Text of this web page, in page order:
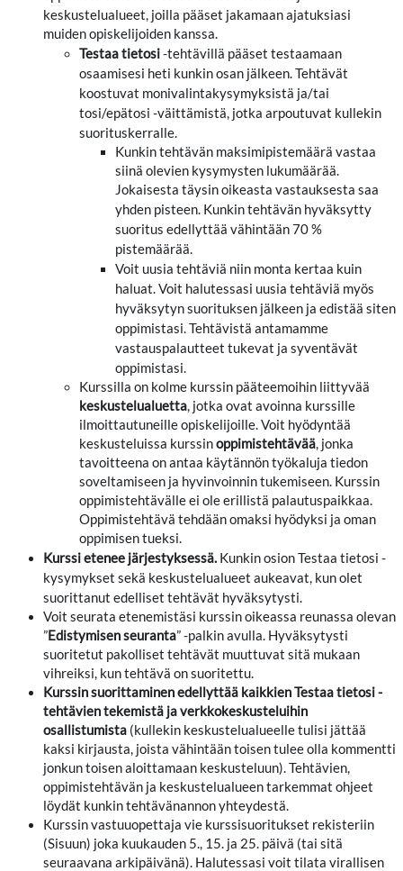
keskustelualueet joilla pääset jakamaan ajatuksiasi
muiden opiskelijoiden kanssa.
Testaa tietosi-tehtävillä pääset testaamaan
osaamisesi heti kunkin osan jälkeen. Tehtävät
koostuvat monivalintakysymyksistä ja/tai
tosi/epätosi -väittämistä, jotka arpoutuvat kullekin
suorituskerralle.
Kunkin tehtävän maksimipistemäärä vastaa
siinä olevien kysymysten lukumäärää.
Jokaisesta täysin oikeasta vastauksesta saa
yhden pisteen. Kunkin tehtävän hyväksytty
suoritus edellyttää vähintään 70 %
pistemäärää.
Voit uusia tehtäviä niin monta kertaa kuin
haluat. Voit halutessasi uusia tehtäviä myös
hyväksytyn suorituksen jälkeen ja edistää siten
oppimistasi. Tehtävistä antamamme
vastauspalautteet tukevat ja syventävät
oppimistasi.
Kurssilla on kolme kurssin pääteemoihin liittyvää
keskustelualuetta, jotka ovat avoinna kurssille
ilmoittautuneille opiskelijoille. Voit hyödyntää
keskusteluissa kurssinoppimistehtävää, jonka
tavoitteena on antaa käytännön työkaluja tiedon
soveltamiseen ja hyvinvoinnin tukemiseen. Kurssin
oppimistehtävälle ei ole erillistä palautuspaikkaa.
Oppimistehtävä tehdään omaksi hyödyksi ja oman
oppimisen tueksi.
Kurssi etenee järjestyksessä. Kunkin osion Testaa tietosi -
kysymykset sekä keskustelualueet aukeavat, kun olet
suorittanut edelliset tehtävät hyväksytysti.
Voit seurata etenemistäsi kurssin oikeassa reunassa olevan
”Edistymisen seuranta” -palkin avulla. Hyväksytysti
suoritetut pakolliset tehtävät muuttuvat sitä mukaan
vihreiksi, kun tehtävä on suoritettu.
Kurssin suorittaminen edellyttää kaikkien Testaa tietosi -
tehtävien tekemistä ja verkkokeskusteluihin
osallistumista (kullekin keskustelualueelle tulisi jättää
kaksi kirjausta, joista vähintään toisen tulee olla kommentti
jonkun toisen aloittamaan keskusteluun). Tehtävien,
oppimistehtävän ja keskustelualueen tarkemmat ohjeet
löydät kunkin tehtävänannon yhteydestä.
Kurssin vastuuopettaja vie kurssisuoritukset rekisteriin
(Sisuun) joka kuukauden 5., 15. ja 25. päivä (tai sitä
seuraavana arkipäivänä). Halutessasi voit tilata virallisen